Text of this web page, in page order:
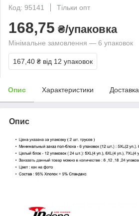
Код: 95141
Тільки опт
168,75 ₴/упаковка
Мінімальне замовлення — 6 упаковок
167,40 ₴ від 12 упаковок
Опис Характеристики Доставка
Опис